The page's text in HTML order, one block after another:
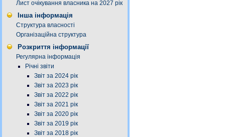
Лист очікування власника на 2027 рік
Інша інформація
Структура власності
Організаційна структура
Розкриття інформації
Регулярна інформація
Річні звіти
Звіт за 2024 рік
Звіт за 2023 рік
Звіт за 2022 рік
Звіт за 2021 рік
Звіт за 2020 рік
Звіт за 2019 рік
Звіт за 2018 рік